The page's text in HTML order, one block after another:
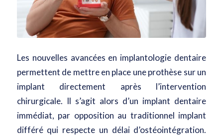
Les nouvelles avancées en implantologie dentaire
permettent de mettre en place une prothèse sur un
implant directement après l’intervention
chirurgicale. Il s’agit alors d’un implant dentaire
immédiat, par opposition au traditionnel implant
différé qui respecte un délai d’ostéointégration.